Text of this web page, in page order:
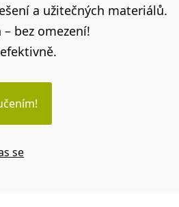
a užitečných materiálů.
bez omezení!
se